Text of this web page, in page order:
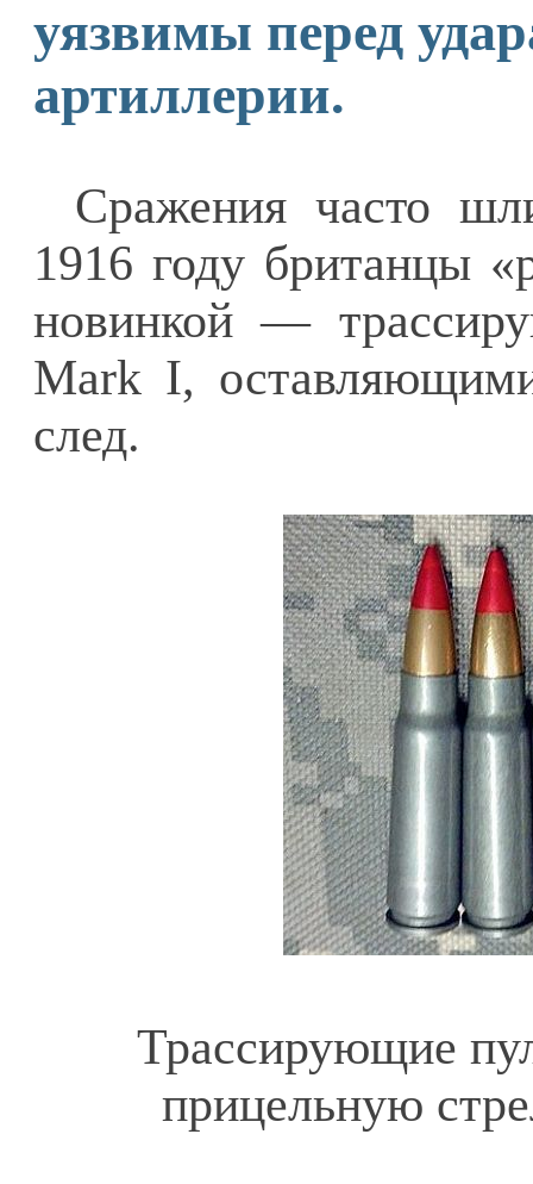
уязвимы перед
артиллерии.
Сражения часто
1916 году британцы
новинкой —
Mark I,
след.
Трассирующие
прицельную